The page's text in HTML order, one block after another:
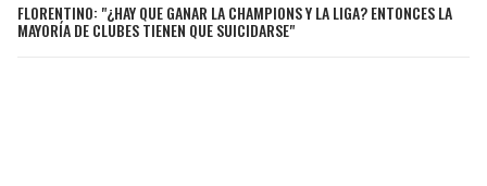
FLORENTINO: "¿HAY QUE GANAR LA CHAMPIONS Y LA LIGA? ENTONCES LA
MAYORÍA DE CLUBES TIENEN QUE SUICIDARSE"